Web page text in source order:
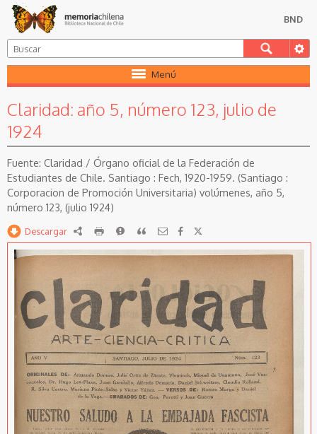
BND
Menú
Claridad: año 5, número 123, julio de
1924
Claridad / Órgano oficial de la Federación de
Estudiantes de Chile. Santiago : Fech, 1920-1959. (Santiago :
Corporacion de Promoción Universitaria) volúmenes, año 5,
número 123, (julio 1924)
Descargar RDF imprimirReportarCitar